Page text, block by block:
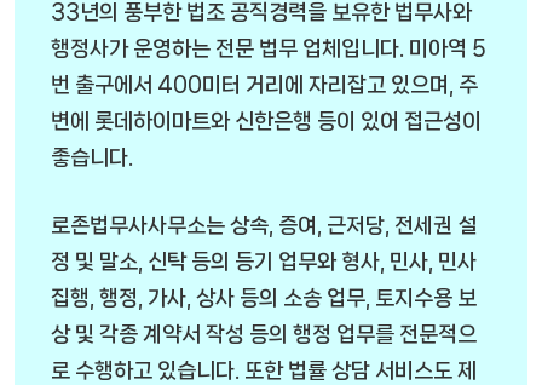
33년의 풍부한 법조 공직경력을 보유한 법무사와
행정사가 운영하는 전문 법무 업체입니다. 미아역 5
번 출구에서 400미터 거리에 자리잡고 있으며, 주
변에 롯데하이마트와 신한은행 등이 있어 접근성이
좋습니다.
로존법무사사무소는 상속, 증여, 근저당, 전세권 설
정 및 말소, 신탁 등의 등기 업무와 형사, 민사, 민사
집행, 행정, 가사, 상사 등의 소송 업무, 토지수용 보
상 및 각종 계약서 작성 등의 행정 업무를 전문적으
로 수행하고 있습니다. 또한 법률 상담 서비스도 제